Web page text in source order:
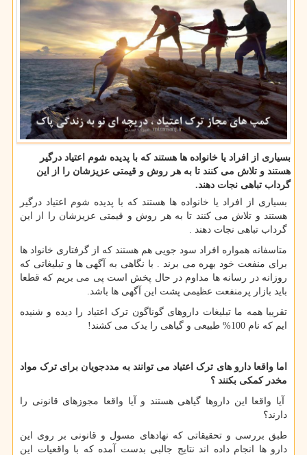
بسیاری از افراد یا خانواده ها هستند كه با پدیده شوم اعتیاد درگیر
هستند و تلاش می كنند تا به هر روش و قیمتی عزیزشان را از این
گرداب تباهی نجات دهند.
بسیاری از افراد یا خانواده ها هستند که با پدیده شوم اعتیاد درگیر
هستند و تلاش می کنند تا به هر روش و قیمتی عزیزشان را از این
گرداب تباهی نجات دهند .
متاسفانه همواره افراد سود جویی هم هستند که از گرفتاری خانواد ها
برای منفعت خود بهره می برند . با نگاهی به آگهی ها و تبلیغاتی که
روزانه در رسانه ها مداوم در حال پخش است پی می بریم که قطعا
باید بازار پرمنفعت عظیمی پشت این آگهی ها باشد.
تقریبا همه ما تبلیغات داروهای گوناگون ترک اعتیاد را دیده و شنیده
ایم که نام 100% طبیعی و گیاهی را یدک می کشند!
اما واقعا دارو های ترک اعتیاد می توانند به مددجویان برای ترک مواد
مخدر کمکی بکنند ؟
آیا واقعا این داروها گیاهی هستند و آیا واقعا مجوزهای قانونی را
دارند؟
طبق بررسی و تحقیقاتی که نهادهای مسول و قانونی بر روی این
دارو ها انجام داده اند نتایج جالبی بدست آمده که با واقعیات این